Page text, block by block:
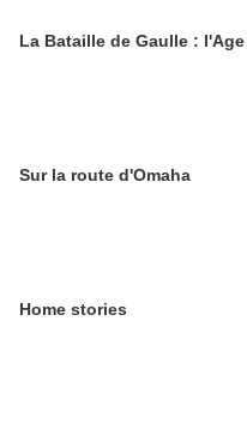
La Bataille de Gaulle :
Sur la route d'Omaha
Home stories